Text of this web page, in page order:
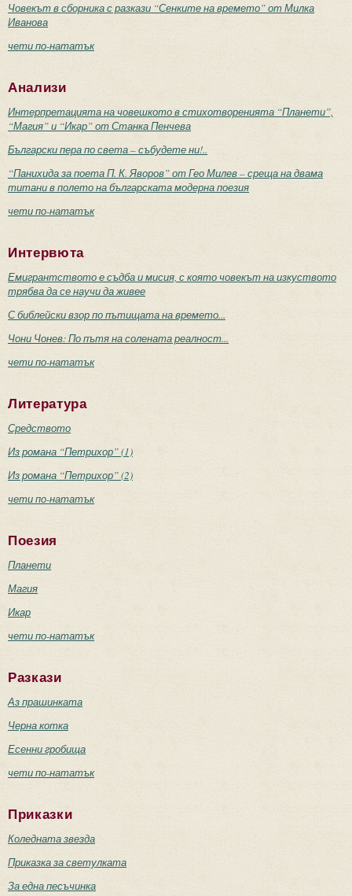
Човекът в сборника с разкази “Сенките на времето” от Милка
Иванова
чети по-нататък
Анализи
Интерпретацията на човешкото в стихотворенията “Планети”,
“Магия” и “Икар” от Станка Пенчева
Български пера по света – събудете ни!..
“Панихида за поета П. К. Яворов” от Гео Милев – среща на двама
титани в полето на българската модерна поезия
чети по-нататък
Интервюта
Емигрантството е съдба и мисия, с която човекът на изкуството
трябва да се научи да живее
С библейски взор по пътищата на времето...
Чони Чонев: По пътя на солената реалност...
чети по-нататък
Литература
Средството
Из романа “Петрихор” (1)
Из романа “Петрихор” (2)
чети по-нататък
Поезия
Планети
Магия
Икар
чети по-нататък
Разкази
Аз прашинката
Черна котка
Есенни гробища
чети по-нататък
Приказки
Коледната звезда
Приказка за светулката
За една песъчинка